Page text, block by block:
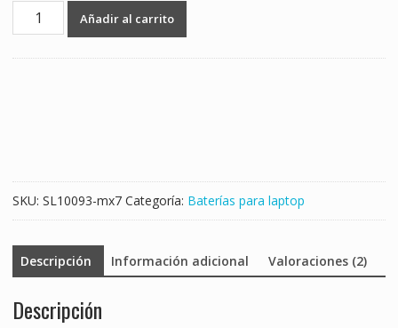
Batería
Añadir al carrito
SKU: SL10093-mx7 Categoría: Baterías para laptop
Descripción Información adicional Valoraciones (2)
Descripción